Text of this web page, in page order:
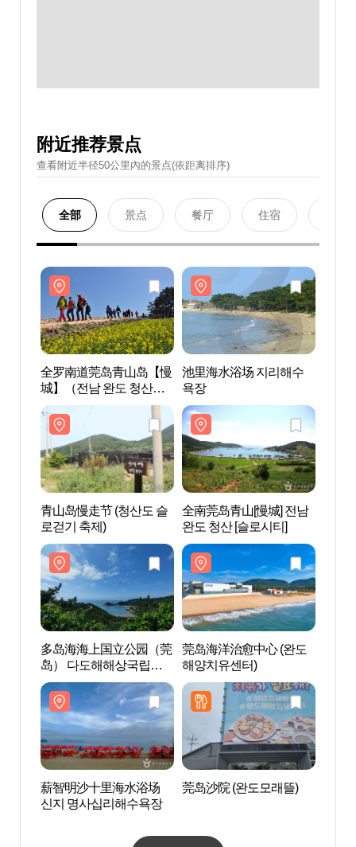
附近推荐景点
查看附近半径50公里內的景点(依距离排序)
全部 景点 餐厅 住宿
全罗南道莞岛青山岛【慢
城】（전남 완도 청산도
[슬로시티]）
池里海水浴场 지리해수
욕장
青山岛慢走节 (청산도 슬
로걷기 축제)
全南莞岛青山[慢城] 전남
완도 청산 [슬로시티]
多岛海海上国立公园（莞
岛） 다도해해상국립공
원(완도)
莞岛海洋治愈中心 (완도
해양치유센터)
薪智明沙十里海水浴场
신지 명사십리해수욕장
莞岛沙院 (완도모래뜰)